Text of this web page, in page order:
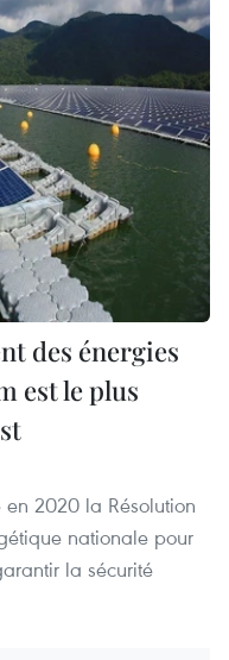
des énergies
est le plus
2020 la Résolution
nationale pour
la sécurité